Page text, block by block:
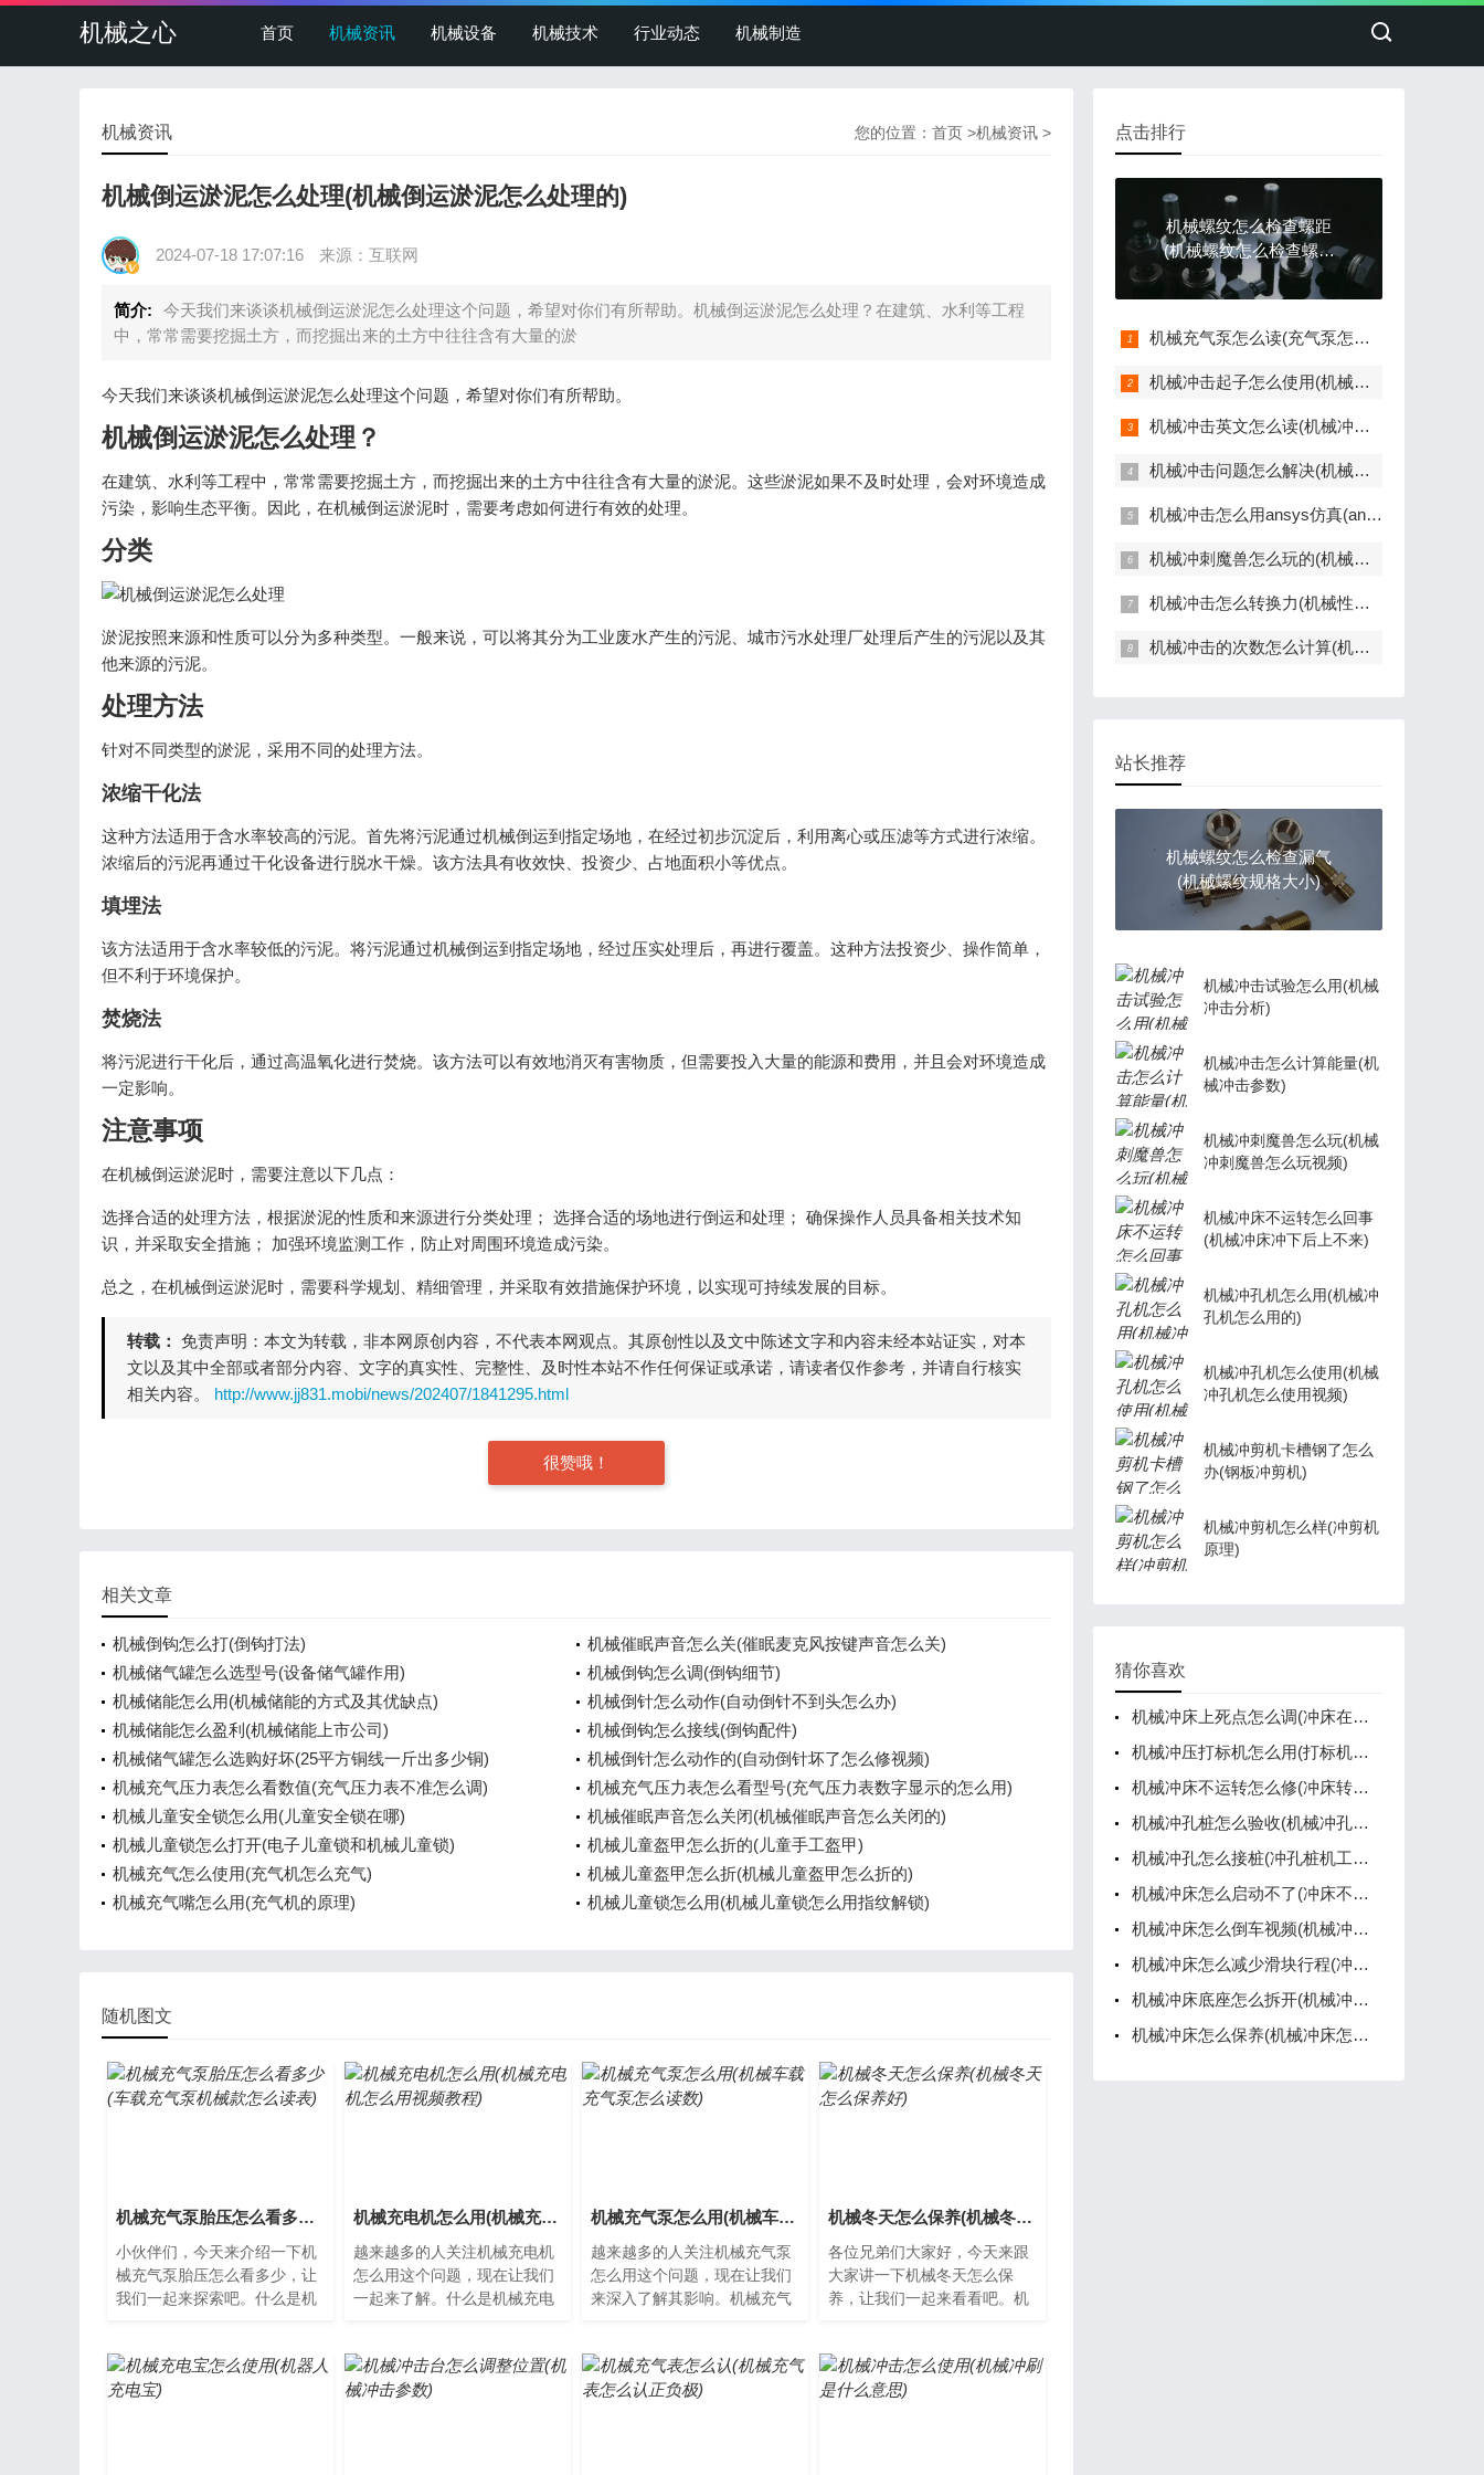
机械之心 首页 机械资讯 机械设备 机械技术 行业动态 机械制造
您的位置： 首页 >机械资讯 >
机械资讯
机械倒运淤泥怎么处理(机械倒运淤泥怎么处理的)
2024-07-18 17:07:16 来源：互联网
简介:
今天我们来谈谈机械倒运淤泥怎么处理这个问题，希望对你们有所帮助。机械倒运淤泥怎么处理？在建筑、水利等工程
中，常常需要挖掘土方，而挖掘出来的土方中往往含有大量的淤
今天我们来谈谈机械倒运淤泥怎么处理这个问题，希望对你们有所帮助。
机械倒运淤泥怎么处理？
在建筑、水利等工程中，常常需要挖掘土方，而挖掘出来的土方中往往含有大量的淤泥。这些淤泥如果不及时处理，会对环境造成
污染，影响生态平衡。因此，在机械倒运淤泥时，需要考虑如何进行有效的处理。
分类
淤泥按照来源和性质可以分为多种类型。一般来说，可以将其分为工业废水产生的污泥、城市污水处理厂处理后产生的污泥以及其
他来源的污泥。
处理方法
针对不同类型的淤泥，采用不同的处理方法。
浓缩干化法
这种方法适用于含水率较高的污泥。首先将污泥通过机械倒运到指定场地，在经过初步沉淀后，利用离心或压滤等方式进行浓缩。
浓缩后的污泥再通过干化设备进行脱水干燥。该方法具有收效快、投资少、占地面积小等优点。
填埋法
该方法适用于含水率较低的污泥。将污泥通过机械倒运到指定场地，经过压实处理后，再进行覆盖。这种方法投资少、操作简单，
但不利于环境保护。
焚烧法
将污泥进行干化后，通过高温氧化进行焚烧。该方法可以有效地消灭有害物质，但需要投入大量的能源和费用，并且会对环境造成
一定影响。
注意事项
在机械倒运淤泥时，需要注意以下几点：
选择合适的处理方法，根据淤泥的性质和来源进行分类处理； 选择合适的场地进行倒运和处理； 确保操作人员具备相关技术知
识，并采取安全措施； 加强环境监测工作，防止对周围环境造成污染。
总之，在机械倒运淤泥时，需要科学规划、精细管理，并采取有效措施保护环境，以实现可持续发展的目标。
转载： 免责声明：本文为转载，非本网原创内容，不代表本网观点。其原创性以及文中陈述文字和内容未经本站证实，对本
文以及其中全部或者部分内容、文字的真实性、完整性、及时性本站不作任何保证或承诺，请读者仅作参考，并请自行核实
相关内容。 http://www.jj831.mobi/news/202407/1841295.html
很赞哦！
相关文章
机械倒钩怎么打(倒钩打法)
机械催眠声音怎么关(催眠麦克风按键声音怎么关)
机械储气罐怎么选型号(设备储气罐作用)
机械倒钩怎么调(倒钩细节)
机械储能怎么用(机械储能的方式及其优缺点)
机械倒针怎么动作(自动倒针不到头怎么办)
机械储能怎么盈利(机械储能上市公司)
机械倒钩怎么接线(倒钩配件)
机械储气罐怎么选购好坏(25平方铜线一斤出多少铜)
机械倒针怎么动作的(自动倒针坏了怎么修视频)
机械充气压力表怎么看数值(充气压力表不准怎么调)
机械充气压力表怎么看型号(充气压力表数字显示的怎么用)
机械儿童安全锁怎么用(儿童安全锁在哪)
机械催眠声音怎么关闭(机械催眠声音怎么关闭的)
机械儿童锁怎么打开(电子儿童锁和机械儿童锁)
机械儿童盔甲怎么折的(儿童手工盔甲)
机械充气怎么使用(充气机怎么充气)
机械儿童盔甲怎么折(机械儿童盔甲怎么折的)
机械充气嘴怎么用(充气机的原理)
机械儿童锁怎么用(机械儿童锁怎么用指纹解锁)
随机图文
机械充气泵胎压怎么看多少(车载充气泵机械款怎么读表)
小伙伴们，今天来介绍一下机
械充气泵胎压怎么看多少，让
我们一起来探索吧。什么是机
通...
机械充电机怎么用(机械充电机怎么用视频教程)
越来越多的人关注机械充电机
怎么用这个问题，现在让我们
一起来了解。什么是机械充电
电...
机械充气泵怎么用(机械车载充气泵怎么读数)
越来越多的人关注机械充气泵
怎么用这个问题，现在让我们
来深入了解其影响。机械充气
车...
机械冬天怎么保养(机械冬天怎么保养好)
各位兄弟们大家好，今天来跟
大家讲一下机械冬天怎么保
养，让我们一起来看看吧。机
易...
点击排行
机械螺纹怎么检查螺距
(机械螺纹怎么检查螺距
是否正常)
机械充气泵怎么读(充气泵怎么念)
机械冲击起子怎么使用(机械冲击起子怎么使用视频)
机械冲击英文怎么读(机械冲击台)
机械冲击问题怎么解决(机械冲击问题怎么解决视频)
机械冲击怎么用ansys仿真(ansys冲压分析实例)
机械冲刺魔兽怎么玩的(机械冲刺魔兽怎么玩的好)
机械冲击怎么转换力(机械性能冲击功)
机械冲击的次数怎么计算(机械冲击分析)
站长推荐
机械螺纹怎么检查漏气
(机械螺纹规格大小)
机械冲击试验怎么用(机械
冲击分析)
机械冲击怎么计算能量(机
械冲击参数)
机械冲刺魔兽怎么玩(机械
冲刺魔兽怎么玩视频)
机械冲床不运转怎么回事
(机械冲床冲下后上不来)
机械冲孔机怎么用(机械冲
孔机怎么用的)
机械冲孔机怎么使用(机械
冲孔机怎么使用视频)
机械冲剪机卡槽钢了怎么
办(钢板冲剪机)
机械冲剪机怎么样(冲剪机
原理)
猜你喜欢
机械冲床上死点怎么调(冲床在下死点卡死有什么办法)
机械冲压打标机怎么用(打标机工作原理)
机械冲床不运转怎么修(冲床转不动)
机械冲孔桩怎么验收(机械冲孔桩怎么验收的)
机械冲孔怎么接桩(冲孔桩机工作原理)
机械冲床怎么启动不了(冲床不起动)
机械冲床怎么倒车视频(机械冲床怎么倒车视频教学)
机械冲床怎么减少滑块行程(冲床滑块上下调不动)
机械冲床底座怎么拆开(机械冲床拆卸示意图)
机械冲床怎么保养(机械冲床怎么保养和清洗)